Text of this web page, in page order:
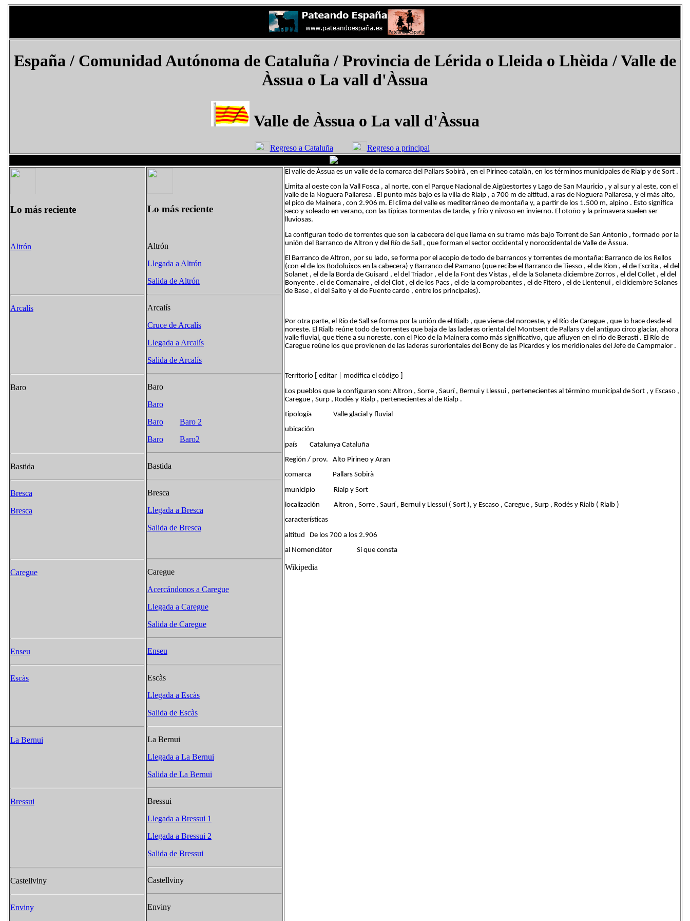
España/ Comunidad Autónoma de Cataluña / Provincia de Lérida o Lleida o Lhèida / Valle de
Àssua o La vall d'Àssua
Valle de Àssua o La vall d'Àssua
Regreso a Cataluña Regreso a principal
Lo más reciente
Altrón
Arcalís
Baro
Bastida
Bresca
Bresca
Caregue
Enseu
Escàs
La Bernui
Bressui
Castellviny
Enviny
Lo más reciente
Altrón
Llegada a Altrón
Salida de Altrón
Arcalís
Cruce de Arcalís
Llegada a Arcalís
Salida de Arcalís
Baro
Baro
Baro
Baro 2
Baro
Baro2
Bastida
Bresca
Llegada a Bresca
Salida de Bresca
Caregue
Acercándonos a Caregue
Llegada a Caregue
Salida de Caregue
Enseu
Escàs
Llegada a Escàs
Salida de Escàs
La Bernui
Llegada a La Bernui
Salida de La Bernui
Bressui
Llegada a Bressui 1
Llegada a Bressui 2
Salida de Bressui
Castellviny
Enviny
El valle de Àssua es un valle de la comarca del Pallars Sobirà , en el Pirineo catalán, en los términos municipales de Rialp y de Sort .
Limita al oeste con la Vall Fosca , al norte, con el Parque Nacional de Aigüestortes y Lago de San Mauricio , y al sur y al este, con el
valle de la Noguera Pallaresa . El punto más bajo es la villa de Rialp , a 700 m de altitud, a ras de Noguera Pallaresa, y el más alto,
el pico de Mainera , con 2.906 m. El clima del valle es mediterráneo de montaña y, a partir de los 1.500 m, alpino . Esto significa
seco y soleado en verano, con las típicas tormentas de tarde, y frío y nivoso en invierno. El otoño y la primavera suelen ser
lluviosas.
La configuran todo de torrentes que son la cabecera del que llama en su tramo más bajo Torrent de San Antonio , formado por la
unión del Barranco de Altron y del Río de Sall , que forman el sector occidental y noroccidental de Valle de Àssua.
El Barranco de Altron, por su lado, se forma por el acopio de todo de barrancos y torrentes de montaña: Barranco de los Rellos
(con el de los Bodoluixos en la cabecera) y Barranco del Pamano (que recibe el Barranco de Tiesso , el de Rion , el de Escrita , el del
Solanet , el de la Borda de Guisard , el del Triador , el de la Font des Vistas , el de la Solaneta diciembre Zorros , el del Collet , el del
Bonyente , el de Comanaire , el del Clot , el de los Pacs , el de la comprobantes , el de Fitero , el de Llentenui , el diciembre Solanes
de Base , el del Salto y el de Fuente cardo , entre los principales).
Por otra parte, el Río de Sall se forma por la unión de el Rialb , que viene del noroeste, y el Río de Caregue , que lo hace desde el
noreste. El Rialb reúne todo de torrentes que baja de las laderas oriental del Montsent de Pallars y del antiguo circo glaciar, ahora
valle fluvial, que tiene a su noreste, con el Pico de la Mainera como más significativo, que afluyen en el río de Berasti . El Río de
Caregue reúne los que provienen de las laderas surorientales del Bony de las Picardes y los meridionales del Jefe de Campmaior .
Territorio [ editar | modifica el código ]
Los pueblos que la configuran son: Altron , Sorre , Saurí , Bernui y Llessui , pertenecientes al término municipal de Sort , y Escaso ,
Caregue , Surp , Rodés y Rialp , pertenecientes al de Rialp .
tipología Valle glacial y fluvial
ubicación
país Catalunya Cataluña
Región / prov. Alto Pirineo y Aran
comarca Pallars Sobirà
municipio Rialp y Sort
localización Altron , Sorre , Saurí , Bernui y Llessui ( Sort ), y Escaso , Caregue , Surp , Rodés y Rialb ( Rialb )
características
altitud De los 700 a los 2.906
al Nomenclátor Sí que consta
Wikipedia